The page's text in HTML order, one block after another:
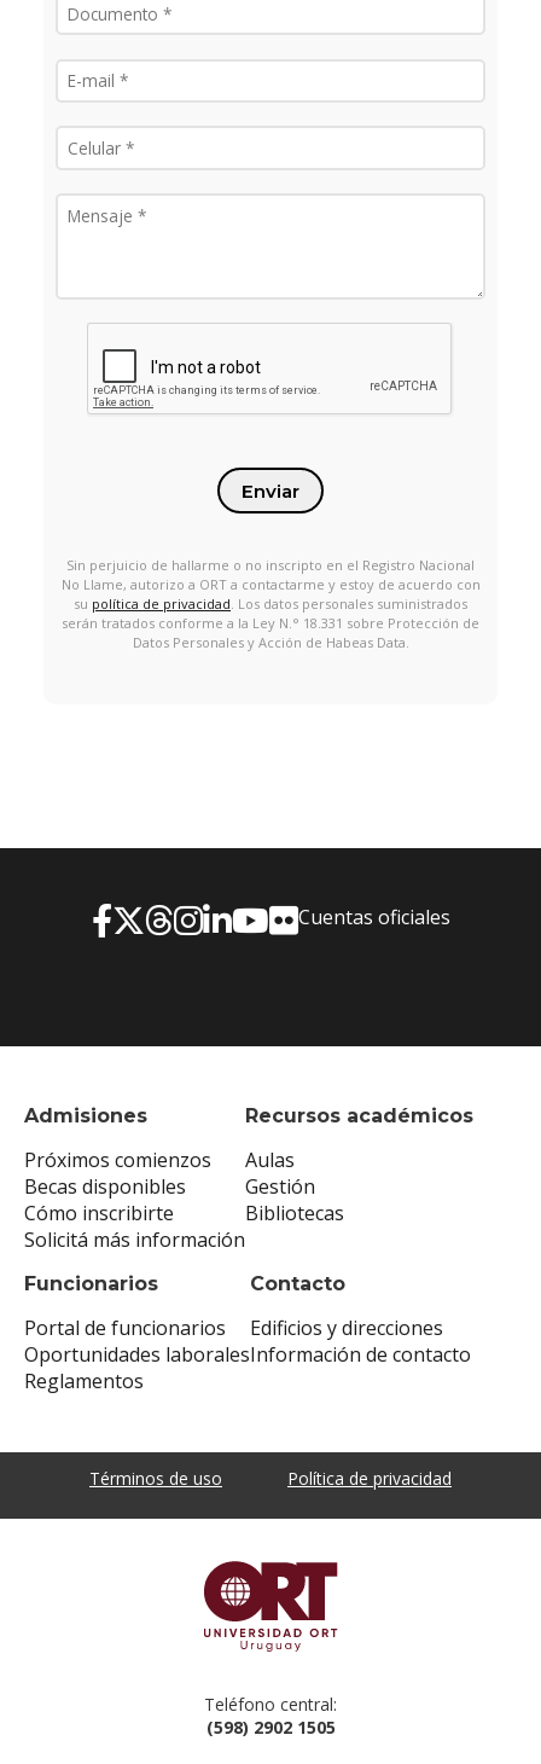
Enviar
Sin perjuicio de hallarme o no inscripto en el Registro Nacional
No Llame, autorizo a ORT a contactarme y estoy de acuerdo con
su política de privacidad. Los datos personales suministrados
serán tratados conforme a la Ley N.° 18.331 sobre Protección de
Datos Personales y Acción de Habeas Data.
Admisiones
Próximos comienzos
Becas disponibles
Cómo inscribirte
Solicitá más información
Recursos académicos
Aulas
Gestión
Bibliotecas
Funcionarios
Portal de funcionarios
Oportunidades laborales
Reglamentos
Contacto
Edificios y direcciones
Información de contacto
Cuentas oficiales
Términos de uso Política de privacidad
Teléfono central:
(598) 2902 1505